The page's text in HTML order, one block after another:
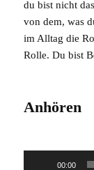
du bist nicht
von dem, was
im Alltag die
Rolle. Du bist
Anhören
00:00